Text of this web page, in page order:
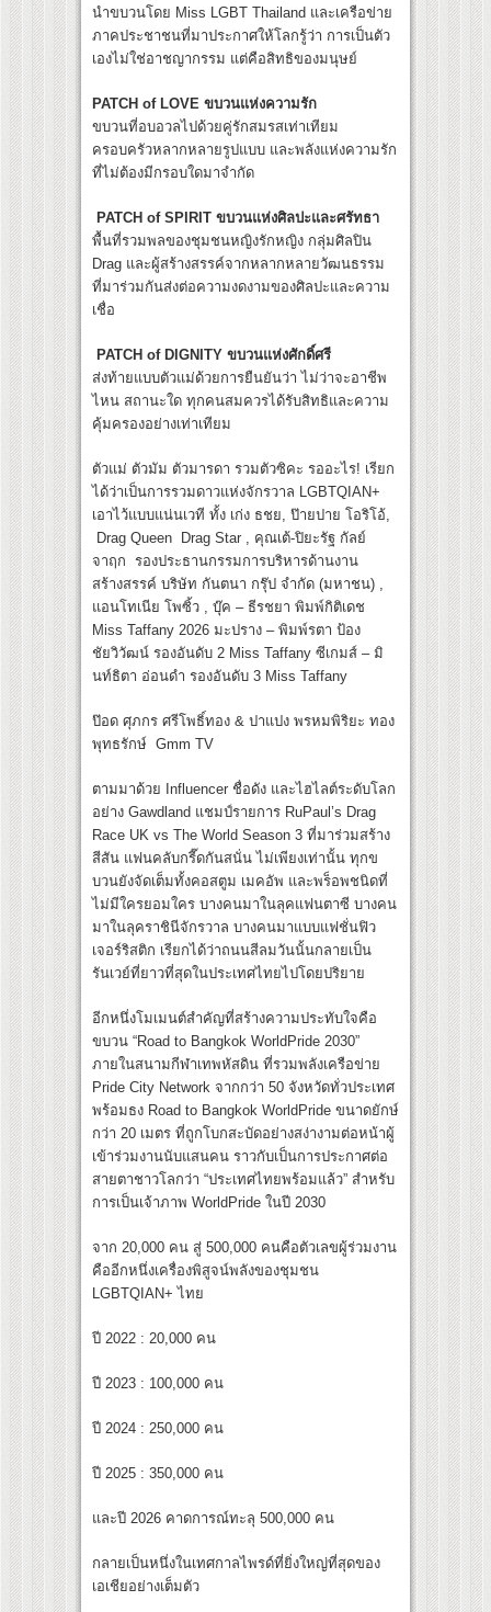
นำขบวนโดย Miss LGBT Thailand และเครือข่าย
ภาคประชาชนที่มาประกาศให้โลกรู้ว่า การเป็นตัว
เองไม่ใช่อาชญากรรม แต่คือสิทธิของมนุษย์
PATCH of LOVE ขบวนแห่งความรัก
ขบวนที่อบอวลไปด้วยคู่รักสมรสเท่าเทียม
ครอบครัวหลากหลายรูปแบบ และพลังแห่งความรัก
ที่ไม่ต้องมีกรอบใดมาจำกัด
PATCH of SPIRIT ขบวนแห่งศิลปะและศรัทธา
พื้นที่รวมพลของชุมชนหญิงรักหญิง กลุ่มศิลปิน
Drag และผู้สร้างสรรค์จากหลากหลายวัฒนธรรม
ที่มาร่วมกันส่งต่อความงดงามของศิลปะและความ
เชื่อ
PATCH of DIGNITY ขบวนแห่งศักดิ์ศรี
ส่งท้ายแบบตัวแม่ด้วยการยืนยันว่า ไม่ว่าจะอาชีพ
ไหน สถานะใด ทุกคนสมควรได้รับสิทธิและความ
คุ้มครองอย่างเท่าเทียม
ตัวแม่ ตัวมัม ตัวมารดา รวมตัวซิคะ รออะไร! เรียก
ได้ว่าเป็นการรวมดาวแห่งจักรวาล LGBTQIAN+
เอาไว้แบบแน่นเวที ทั้ง เก่ง ธชย, ป๊ายปาย โอริโอ้,
Drag Queen Drag Star , คุณเต้-ปิยะรัฐ กัลย์
จาฤก รองประธานกรรมการบริหารด้านงาน
สร้างสรรค์ บริษัท กันตนา กรุ๊ป จำกัด (มหาชน) ,
แอนโทเนีย โพซิ้ว , บุ๊ค – ธีรชยา พิมพ์กิติเดช
Miss Taffany 2026 มะปราง – พิมพ์รตา ป้อง
ชัยวิวัฒน์ รองอันดับ 2 Miss Taffany ซีเกมส์ – มิ
นท์ธิตา อ่อนดํา รองอันดับ 3 Miss Taffany
ป๊อด ศุภกร ศรีโพธิ์ทอง & ปาแปง พรหมพิริยะ ทอง
พุทธรักษ์ Gmm TV
ตามมาด้วย Influencer ชื่อดัง และไฮไลต์ระดับโลก
อย่าง Gawdland แชมป์รายการ RuPaul’s Drag
Race UK vs The World Season 3 ที่มาร่วมสร้าง
สีสัน แฟนคลับกรี๊ดกันสนั่น ไม่เพียงเท่านั้น ทุกข
บวนยังจัดเต็มทั้งคอสตูม เมคอัพ และพร็อพชนิดที่
ไม่มีใครยอมใคร บางคนมาในลุคแฟนตาซี บางคน
มาในลุคราชินีจักรวาล บางคนมาแบบแฟชั่นฟิว
เจอร์ริสติก เรียกได้ว่าถนนสีลมวันนั้นกลายเป็น
รันเวย์ที่ยาวที่สุดในประเทศไทยไปโดยปริยาย
อีกหนึ่งโมเมนต์สำคัญที่สร้างความประทับใจคือ
ขบวน “Road to Bangkok WorldPride 2030”
ภายในสนามกีฬาเทพหัสดิน ที่รวมพลังเครือข่าย
Pride City Network จากกว่า 50 จังหวัดทั่วประเทศ
พร้อมธง Road to Bangkok WorldPride ขนาดยักษ์
กว่า 20 เมตร ที่ถูกโบกสะบัดอย่างสง่างามต่อหน้าผู้
เข้าร่วมงานนับแสนคน ราวกับเป็นการประกาศต่อ
สายตาชาวโลกว่า “ประเทศไทยพร้อมแล้ว” สำหรับ
การเป็นเจ้าภาพ WorldPride ในปี 2030
จาก 20,000 คน สู่ 500,000 คนคือตัวเลขผู้ร่วมงาน
คืออีกหนึ่งเครื่องพิสูจน์พลังของชุมชน
LGBTQIAN+ ไทย
ปี 2022 : 20,000 คน
ปี 2023 : 100,000 คน
ปี 2024 : 250,000 คน
ปี 2025 : 350,000 คน
และปี 2026 คาดการณ์ทะลุ 500,000 คน
กลายเป็นหนึ่งในเทศกาลไพรด์ที่ยิ่งใหญ่ที่สุดของ
เอเชียอย่างเต็มตัว